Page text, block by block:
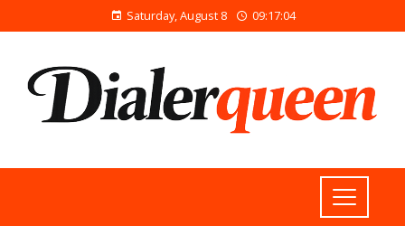
Saturday, August 8 09:17:05